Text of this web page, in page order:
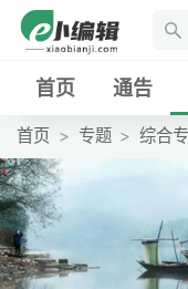
首页 通告
首页 专题 综合